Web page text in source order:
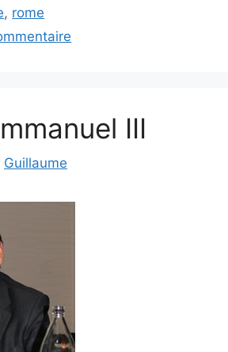
, rome
III
Guillaume